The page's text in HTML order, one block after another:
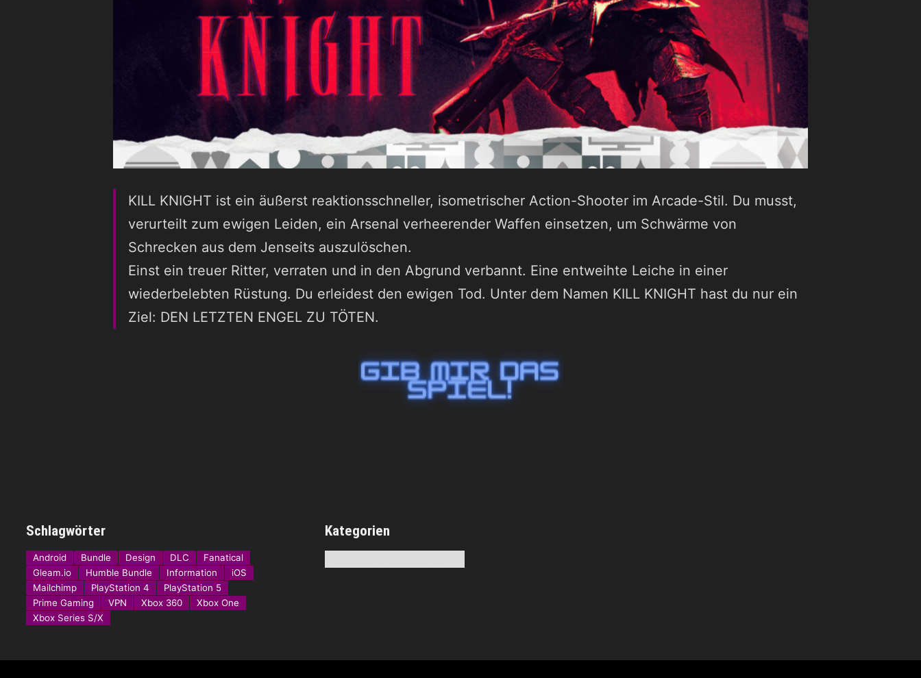
KILL KNIGHT ist ein äußerst reaktionsschneller, isometrischer Action-Shooter im Arcade-Stil. Du musst,
verurteilt zum ewigen Leiden, ein Arsenal verheerender Waffen einsetzen, um Schwärme von
Schrecken aus dem Jenseits auszulöschen.
Einst ein treuer Ritter, verraten und in den Abgrund verbannt. Eine entweihte Leiche in einer
wiederbelebten Rüstung. Du erleidest den ewigen Tod. Unter dem Namen KILL KNIGHT hast du nur ein
Ziel: DEN LETZTEN ENGEL ZU TÖTEN.
Schlagwörter
Android Bundle Design DLC
Fanatical
Gleam.io
Humble Bundle Information
iOS
Mailchimp
PlayStation 4
PlayStation 5
Prime Gaming
VPN Xbox 360
Xbox One
Xbox Series S/X
Kategorien